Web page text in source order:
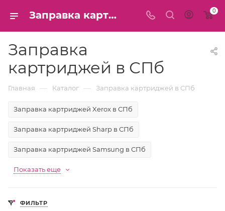
Заправка картриджей в СПб 0
Заправка
картриджей в СПб
Главная — Каталог — Заправка картриджей в СПб
Заправка картриджей Xerox в СПб
Заправка картриджей Sharp в СПб
Заправка картриджей Samsung в СПб
Показать еще
ФИЛЬТР